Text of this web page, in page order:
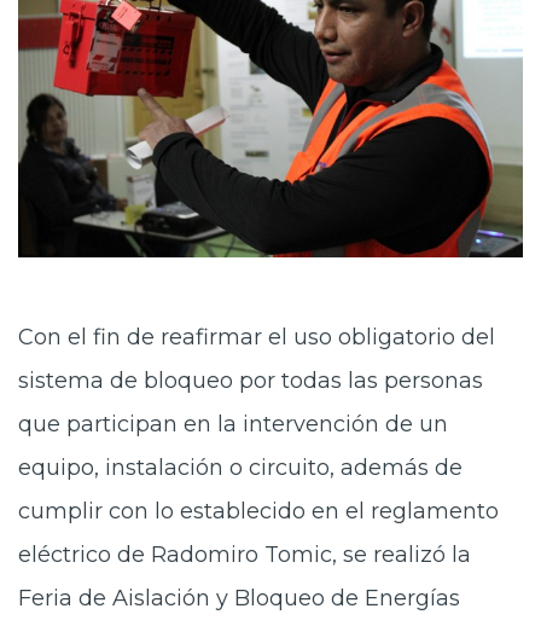
Con el fin de reafirmar el uso obligatorio del
sistema de bloqueo por todas las personas
que participan en la intervención de un
equipo, instalación o circuito, además de
cumplir con lo establecido en el reglamento
eléctrico de Radomiro Tomic, se realizó la
Feria de Aislación y Bloqueo de Energías